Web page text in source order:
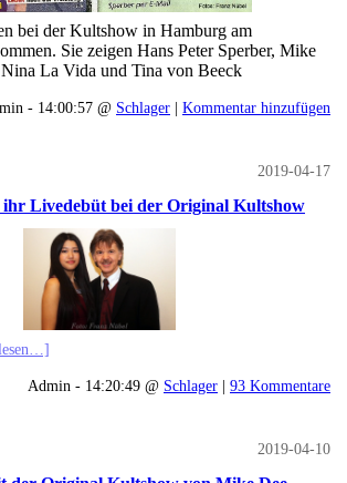
bei der Kultshow in Hamburg am
Sie zeigen Hans Peter Sperber, Mike
La Vida und Tina von Beeck
- 14:00:57 @ Schlager | Kommentar hinzufügen
2019-04-17
Livedebüt bei der Original Kultshow
Admin - 14:20:49 @ Schlager | 93 Kommentare
2019-04-10